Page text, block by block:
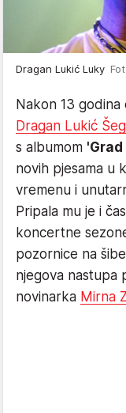
Dragan Lukić Luky
Nakon 13
Dragan Lukić
s albumom
novih pjesama u
vremenu i
Pripala mu je i
koncertne
pozornice na
njegova nastupa
novinarka Mirna